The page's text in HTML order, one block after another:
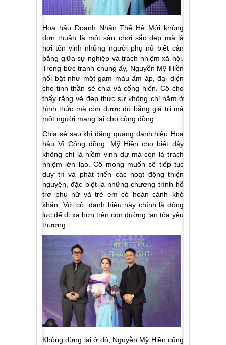
Hoa hậu Doanh Nhân Thế Hệ Mới không
đơn thuần là một sân chơi sắc đẹp mà là
nơi tôn vinh những người phụ nữ biết cân
bằng giữa sự nghiệp và trách nhiệm xã hội.
Trong bức tranh chung ấy, Nguyễn Mỹ Hiền
nổi bật như một gam màu ấm áp, đại diện
cho tinh thần sẻ chia và cống hiến. Cô cho
thấy rằng vẻ đẹp thực sự không chỉ nằm ở
hình thức mà còn được đo bằng giá trị mà
một người mang lại cho cộng đồng.
Chia sẻ sau khi đăng quang danh hiệu Hoa
hậu Vì Cộng đồng, Mỹ Hiền cho biết đây
không chỉ là niềm vinh dự mà còn là trách
nhiệm lớn lao. Cô mong muốn sẽ tiếp tục
duy trì và phát triển các hoạt động thiện
nguyện, đặc biệt là những chương trình hỗ
trợ phụ nữ và trẻ em có hoàn cảnh khó
khăn. Với cô, danh hiệu này chính là động
lực để đi xa hơn trên con đường lan tỏa yêu
thương.
Không dừng lại ở đó, Nguyễn Mỹ Hiền cũng